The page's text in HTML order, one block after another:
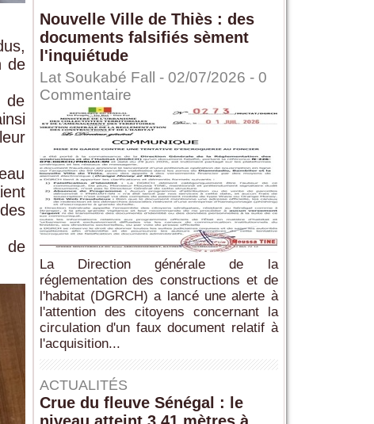
de
de
de
Nouvelle Ville de Thiès : des
documents falsifiés sèment
l'inquiétude
Lat Soukabé Fall - 02/07/2026 - 0
Commentaire
La Direction générale de la
réglementation des constructions et de
l'habitat (DGRCH) a lancé une alerte à
l'attention des citoyens concernant la
circulation d'un faux document relatif à
l'acquisition...
ACTUALITÉS
Crue du fleuve Sénégal : le